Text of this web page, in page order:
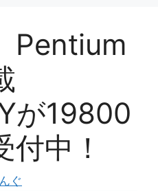
が19800
付中！
ぐ